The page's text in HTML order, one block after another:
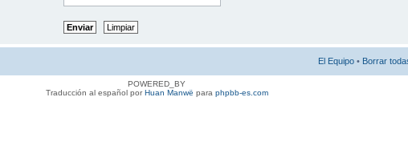
El Equipo • Borrar
POWERED_BY
Traducción al español porHuan Manwë para phpbb-es.com